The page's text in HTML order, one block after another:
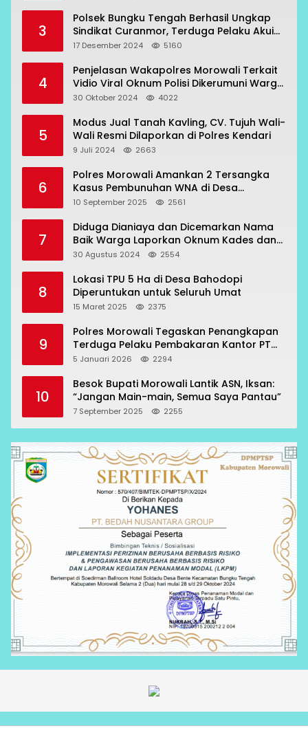
3
Polsek Bungku Tengah Berhasil Ungkap
Sindikat Curanmor, Terduga Pelaku Akui
Beraksi di 7 Lokasi
17 Desember 2024 5160
4
Penjelasan Wakapolres Morowali Terkait
Vidio Viral Oknum Polisi Dikerumuni Warga
Bahodopi
30 Oktober 2024 4022
5
Modus Jual Tanah Kavling, CV. Tujuh Wali-
Wali Resmi Dilaporkan di Polres Kendari
9 Juli 2024 2663
6
Polres Morowali Amankan 2 Tersangka
Kasus Pembunuhan WNA di Desa
Topogaro
10 September 2025 2561
7
Diduga Dianiaya dan Dicemarkan Nama
Baik Warga Laporkan Oknum Kades dan
Oknum Polisi
30 Agustus 2024 2554
8
Lokasi TPU 5 Ha di Desa Bahodopi
Diperuntukan untuk Seluruh Umat
15 Maret 2025 2375
9
Polres Morowali Tegaskan Penangkapan
Terduga Pelaku Pembakaran Kantor PT
RCP Sesuai Prosedur
5 Januari 2026 2294
10
Besok Bupati Morowali Lantik ASN, Iksan:
“Jangan Main-main, Semua Saya Pantau”
7 September 2025 2255